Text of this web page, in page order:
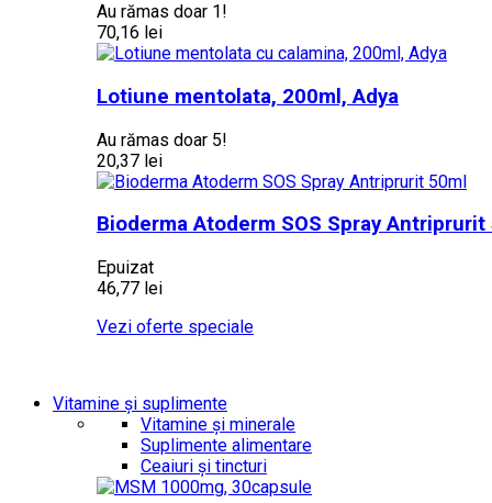
Au rămas doar 1!
70,16 lei
Lotiune mentolata, 200ml, Adya
Au rămas doar 5!
20,37 lei
Bioderma Atoderm SOS Spray Antriprurit
Epuizat
46,77 lei
Vezi oferte speciale
Vitamine și suplimente
Vitamine și minerale
Suplimente alimentare
Ceaiuri și tincturi